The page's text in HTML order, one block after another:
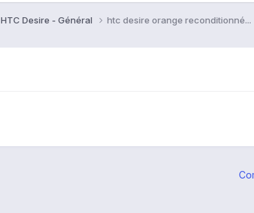
HTC Desire - Général htc desire orange reconditionné...